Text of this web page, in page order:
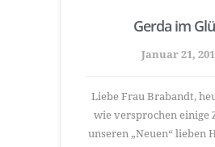
Gerda im
Januar 21,
Liebe Frau Brabandt,
wie versprochen einige
unseren „Neuen“ lieben